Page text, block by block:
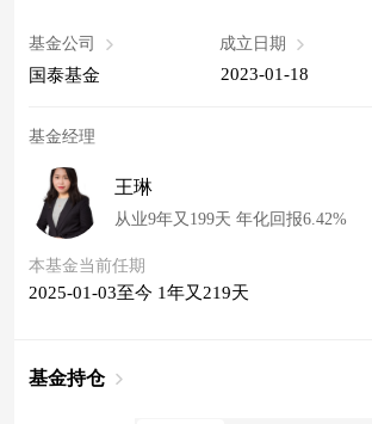
基金公司
国泰基金
成立日期
2023-01-18
基金经理
王琳
从业9年又199天 年化回报6.42%
本基金当前任期
2025-01-03至今 1年又219天
基金持仓